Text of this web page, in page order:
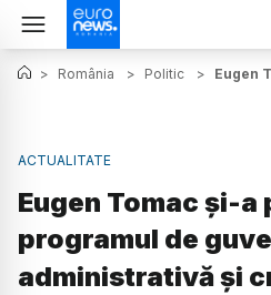
> România > Politic > Eugen
ACTUALITATE
Eugen Tomac și-a
programul de
administrativă și